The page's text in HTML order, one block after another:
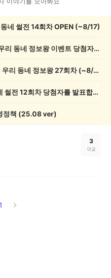
네 썰전 14회차 OPEN (~8/17)
💰[당첨자 발표] 26회차 우리 동네 정보왕 이벤트 당첨자를 발표합니다!
💸 전원 2,000캐시 지급! 우리 동네 정보왕 27회차 (~8/10)
💰[당첨자 발표] 우리 동네 썰전 12회차 당첨자를 발표합니다!
정책 (25.08 ver)
3
댓글